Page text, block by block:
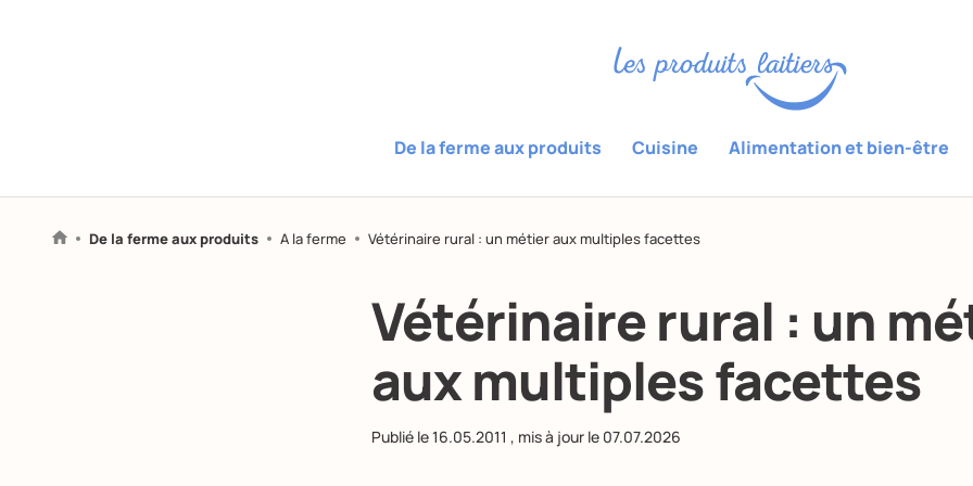
De la ferme aux produits Cuisine Alimentation et bien-être
De la ferme aux produits A la ferme Vétérinaire rural : un métier aux multiples facettes
Vétérinaire rural : un
aux multiples facettes
Publié le16.05.2011 , mis à jour le 07.07.2026